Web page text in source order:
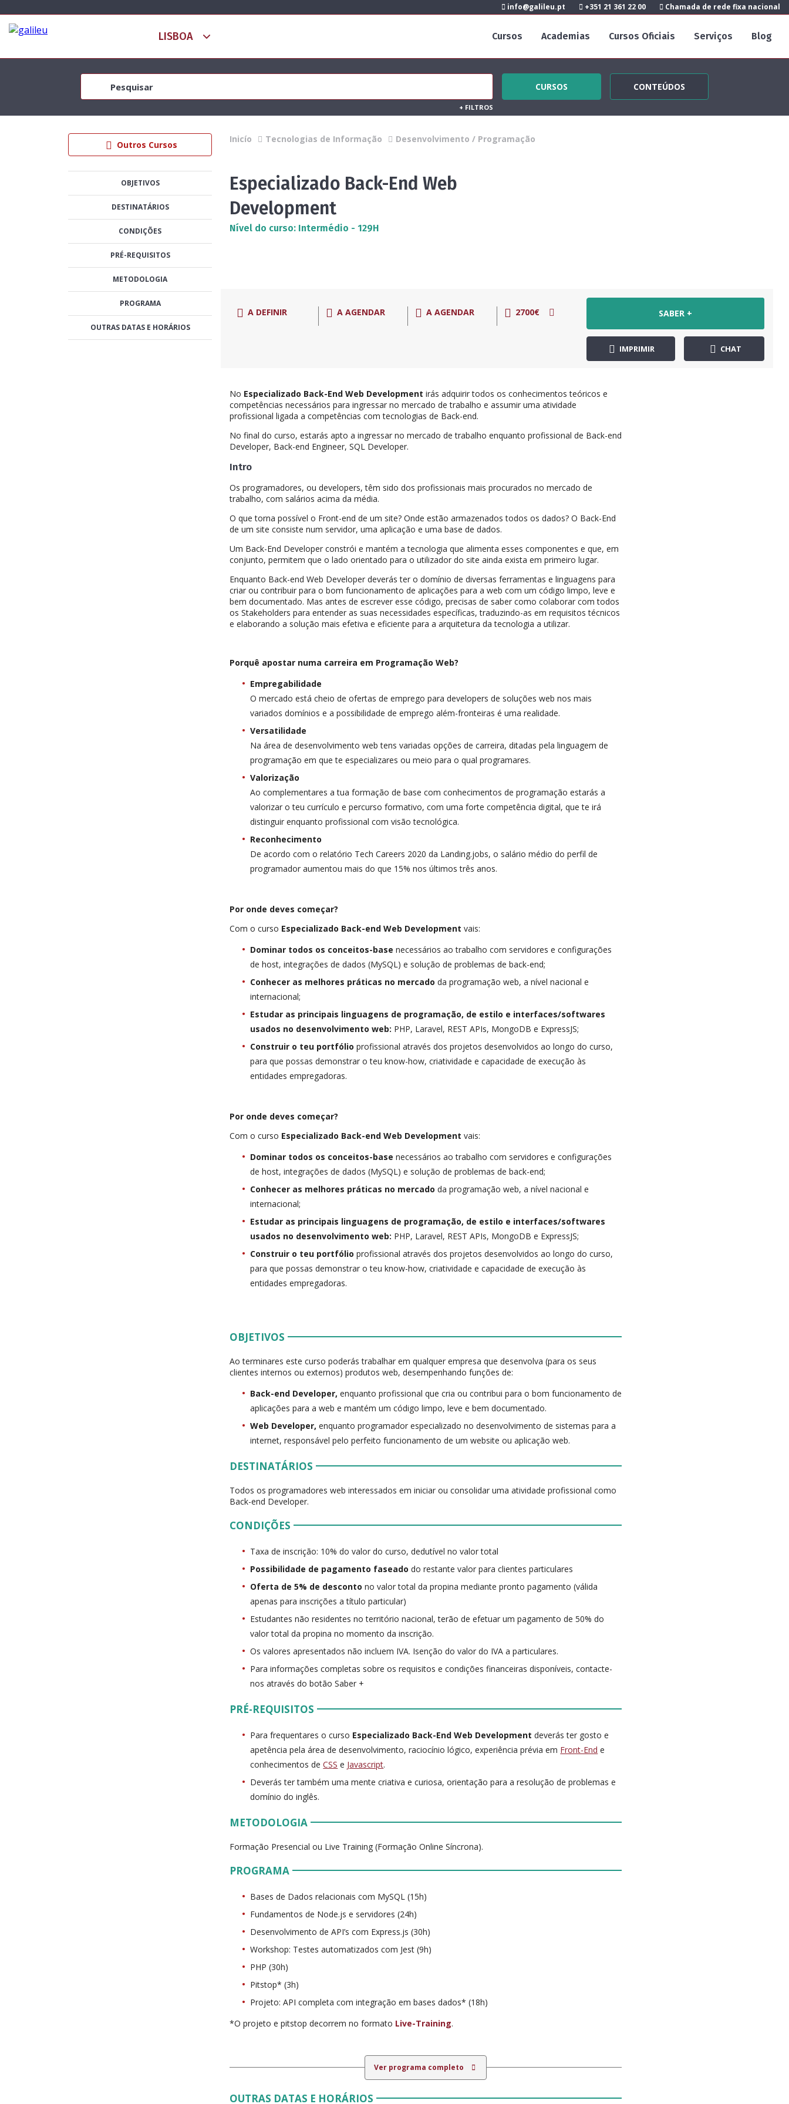
info@galileu.pt +351 21 361 22 00 Chamada de rede fixa nacional
Cursos Academias Cursos Oficiais Serviços Blog
CURSOS CONTEÚDOS
+ FILTROS
Outros Cursos
OBJETIVOS
DESTINATÁRIOS
CONDIÇÕES
PRÉ-REQUISITOS
METODOLOGIA
PROGRAMA
OUTRAS DATAS E HORÁRIOS
Inicío Tecnologias de Informação Desenvolvimento / Programação
Especializado Back-End Web
Development
Nível do curso: Intermédio - 129H
A DEFINIR A AGENDAR A AGENDAR 2700€ SABER +
IMPRIMIR CHAT
No Especializado Back-End Web Development irás adquirir todos os conhecimentos teóricos e
competências necessários para ingressar no mercado de trabalho e assumir uma atividade
profissional ligada a competências com tecnologias de Back-end.
No final do curso, estarás apto a ingressar no mercado de trabalho enquanto profissional de Back-end
Developer, Back-end Engineer, SQL Developer.
Intro
Os programadores, ou developers, têm sido dos profissionais mais procurados no mercado de
trabalho, com salários acima da média.
O que torna possível o Front-end de um site? Onde estão armazenados todos os dados? O Back-End
de um site consiste num servidor, uma aplicação e uma base de dados.
Um Back-End Developer constrói e mantém a tecnologia que alimenta esses componentes e que, em
conjunto, permitem que o lado orientado para o utilizador do site ainda exista em primeiro lugar.
Enquanto Back-end Web Developer deverás ter o domínio de diversas ferramentas e linguagens para
criar ou contribuir para o bom funcionamento de aplicações para a web com um código limpo, leve e
bem documentado. Mas antes de escrever esse código, precisas de saber como colaborar com todos
os Stakeholders para entender as suas necessidades específicas, traduzindo-as em requisitos técnicos
e elaborando a solução mais efetiva e eficiente para a arquitetura da tecnologia a utilizar.
Porquê apostar numa carreira em Programação Web?
Empregabilidade
O mercado está cheio de ofertas de emprego para developers de soluções web nos mais
variados domínios e a possibilidade de emprego além-fronteiras é uma realidade.
Versatilidade
Na área de desenvolvimento web tens variadas opções de carreira, ditadas pela linguagem de
programação em que te especializares ou meio para o qual programares.
Valorização
Ao complementares a tua formação de base com conhecimentos de programação estarás a
valorizar o teu currículo e percurso formativo, com uma forte competência digital, que te irá
distinguir enquanto profissional com visão tecnológica.
Reconhecimento
De acordo com o relatório Tech Careers 2020 da Landing.jobs, o salário médio do perfil de
programador aumentou mais do que 15% nos últimos três anos.
Por onde deves começar?
Com o curso Especializado Back-end Web Developmentvais:
Dominar todos os conceitos-base necessários ao trabalho com servidores e configurações
de host, integrações de dados (MySQL) e solução de problemas de back-end;
Conhecer as melhores práticas no mercado da programação web, a nível nacional e
internacional;
Estudar as principais linguagens de programação, de estilo e interfaces/softwares
usados no desenvolvimento web: PHP, Laravel, REST APIs, MongoDB e ExpressJS;
Construir o teu portfólio profissional através dos projetos desenvolvidos ao longo do curso,
para que possas demonstrar o teu know-how, criatividade e capacidade de execução às
entidades empregadoras.
Por onde deves começar?
Com o curso Especializado Back-end Web Developmentvais:
Dominar todos os conceitos-base necessários ao trabalho com servidores e configurações
de host, integrações de dados (MySQL) e solução de problemas de back-end;
Conhecer as melhores práticas no mercado da programação web, a nível nacional e
internacional;
Estudar as principais linguagens de programação, de estilo e interfaces/softwares
usados no desenvolvimento web: PHP, Laravel, REST APIs, MongoDB e ExpressJS;
Construir o teu portfólio profissional através dos projetos desenvolvidos ao longo do curso,
para que possas demonstrar o teu know-how, criatividade e capacidade de execução às
entidades empregadoras.
OBJETIVOS
Ao terminares este curso poderás trabalhar em qualquer empresa que desenvolva (para os seus
clientes internos ou externos) produtos web, desempenhando funções de:
Back-end Developer,enquanto profissional que cria ou contribui para o bom funcionamento de
aplicações para a web e mantém um código limpo, leve e bem documentado.
Web Developer,enquanto programador especializado no desenvolvimento de sistemas para a
internet, responsável pelo perfeito funcionamento de um website ou aplicação web.
DESTINATÁRIOS
Todos os programadores web interessados em iniciar ou consolidar uma atividade profissional como
Back-end Developer.
CONDIÇÕES
Taxa de inscrição: 10% do valor do curso, dedutível no valor total
Possibilidade de pagamento faseado do restante valor para clientes particulares
Oferta de 5% de desconto no valor total da propina mediante pronto pagamento (válida
apenas para inscrições a título particular)
Estudantes não residentes no território nacional, terão de efetuar um pagamento de 50% do
valor total da propina no momento da inscrição.
Os valores apresentados não incluem IVA. Isenção do valor do IVA a particulares.
Para informações completas sobre os requisitos e condições financeiras disponíveis, contacte-
nos através do botão Saber +
PRÉ-REQUISITOS
Para frequentares o curso Especializado Back-End Web Developmentdeverás ter gosto e
apetência pela área de desenvolvimento, raciocínio lógico, experiência prévia em Front-End e
conhecimentos deCSS e Javascript.
Deverás ter também uma mente criativa e curiosa, orientação para a resolução de problemas e
domínio do inglês.
METODOLOGIA
Formação Presencial ou Live Training (Formação Online Síncrona).
PROGRAMA
Bases de Dados relacionais com MySQL (15h)
Fundamentos de Node.js e servidores (24h)
Desenvolvimento de API’s com Express.js (30h)
Workshop: Testes automatizados com Jest (9h)
PHP (30h)
Pitstop* (3h)
Projeto: API completa com integração em bases dados* (18h)
*O projeto e pitstop decorrem no formato Live-Training.
Ver programa completo
OUTRAS DATAS E HORÁRIOS